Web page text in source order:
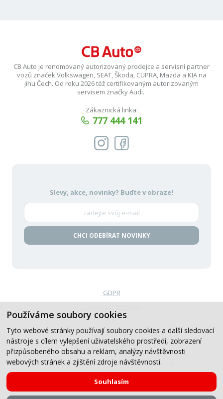
Používáme soubory cookies
Tyto webové stránky používají soubory cookies a další sledovací
nástroje s cílem vylepšení uživatelského prostředí, zobrazení
přizpůsobeného obsahu a reklam, analýzy návštěvnosti
webových stránek a zjištění zdroje návštěvnosti.
Souhlasím
CB Auto je renomovaný autorizovaný prodejce a servisní partner
vozů značek Volkswagen, SEAT, Škoda, CUPRA, Mazda a KIA na
jihu Čech. Od roku 2026 též certifikovaným autorizovaným
servisem značky Audi.
Zákaznická linka:
777 444 141
Slevy, akce, novinky? Buďte v obraze!
CHCI ODEBÍRAT NOVINKY
© 2019-2026, CB Auto, All Rights Reserved.
GDPR
VOP
Created by